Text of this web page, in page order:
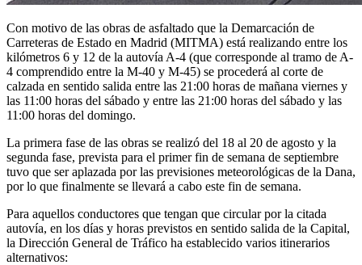
Con motivo de las obras de asfaltado que la Demarcación de
Carreteras de Estado en Madrid (MITMA) está realizando entre los
kilómetros 6 y 12 de la autovía A-4 (que corresponde al tramo de A-
4 comprendido entre la M-40 y M-45) se procederá al corte de
calzada en sentido salida entre las 21:00 horas de mañana viernes y
las 11:00 horas del sábado y entre las 21:00 horas del sábado y las
11:00 horas del domingo.
La primera fase de las obras se realizó del 18 al 20 de agosto y la
segunda fase, prevista para el primer fin de semana de septiembre
tuvo que ser aplazada por las previsiones meteorológicas de la Dana,
por lo que finalmente se llevará a cabo este fin de semana.
Para aquellos conductores que tengan que circular por la citada
autovía, en los días y horas previstos en sentido salida de la Capital,
la Dirección General de Tráfico ha establecido varios itinerarios
alternativos: